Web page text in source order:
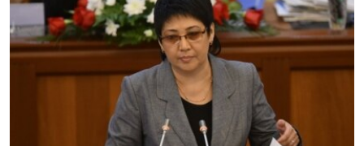
ЭЖЕ-СИҢДИЛЕР
АЗАТТЫК+
ЫҢГАЙСЫЗ СУРООЛОР
ОНЛАЙН ШЕРИНЕ
ЭЕ/АРнун бардык сайттары